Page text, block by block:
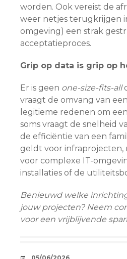
worden. Ook vereist de
weer netjes terugkrijgen
omgeving) een strak
acceptatieproces.
Grip op data is grip op
Er is geen one-size-fits-all
vraagt de omvang van
legitieme redenen om
soms vraagt de snelheid
de efficiëntie van een
geldt voor infraprojecten,
voor complexe IT-
installaties of de
Benieuwd welke
jouw projecten? Neem
voor een vrijblijvende
AFSPRAAKJE